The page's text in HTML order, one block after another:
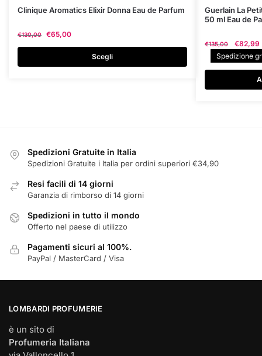
Clinique Aromatics Elixir Donna Eau de Parfum
€130,00 €65,00
Scegli
Questo
ha
più
varianti.
nella
pagina
del
prodotto
Guerlain La
50 ml Eau de
€135,00
Il
prezzo
originale
€135,00.
€82,99
Spedizione
Spedizioni Gratuite in Italia
Spedizioni Gratuite i Italia per ordini superiori €34,90
Resi facili di 14 giorni
Garanzia di rimborso di 14 giorni
Spedizioni in tutto il mondo
Offerto nel paese di utilizzo
Pagamenti sicuri al 100%.
PayPal / MasterCard / Visa
LOMBARDI PROFUMERIE
è un sito di
Profumeria Italiana